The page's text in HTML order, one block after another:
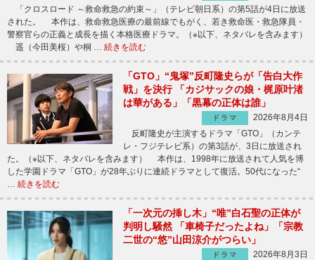
「クロスロード ～救命救急の約束～」（テレビ朝日系）の第5話が4日に放送
された。 本作は、救命救急医療の最前線でもがく、若き救命医・救急隊員・
警察官らの正義と成長を描く本格医療ドラマ。（※以下、ネタバレを含みます）
遥（今田美桜）や桐 … 続きを読む
「GTO」“鬼塚”反町隆史らが「告白大作
戦」を決行 「カジサックの娘・梶原叶渚
は華がある」「黒幕の正体は誰」
ドラマ
2026年8月4日
反町隆史が主演するドラマ「GTO」（カンテ
レ・フジテレビ系）の第3話が、3日に放送され
た。（※以下、ネタバレを含みます） 本作は、1998年に放送されて人気を博
した学園ドラマ「GTO」が28年ぶりに連続ドラマとして復活。50代になった“
… 続きを読む
「一次元の挿し木」“唯”白石聖の正体が
判明し騒然 「車椅子だったよね」「宗教
二世の“悠”山田涼介がつらい」
ドラマ
2026年8月3日